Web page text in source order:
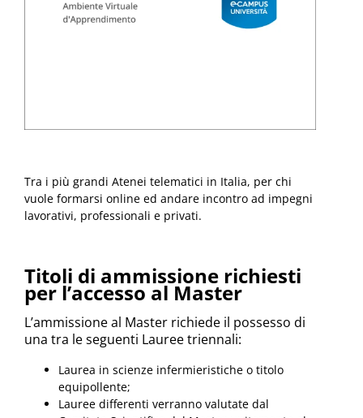
Tra i più grandi Atenei telematici in Italia, per chi
vuole formarsi online ed andare incontro ad impegni
lavorativi, professionali e privati.
Titoli di ammissione richiesti
per l’accesso al Master
L’ammissione al Master richiede il possesso di
una tra le seguenti Lauree triennali:
Laurea in scienze infermieristiche o titolo
equipollente;
Lauree differenti verranno valutate dal